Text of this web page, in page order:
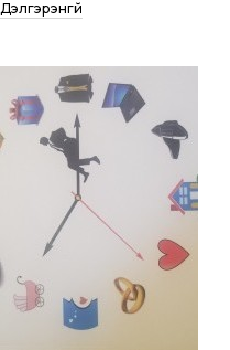
Дэлгэрэнгүй